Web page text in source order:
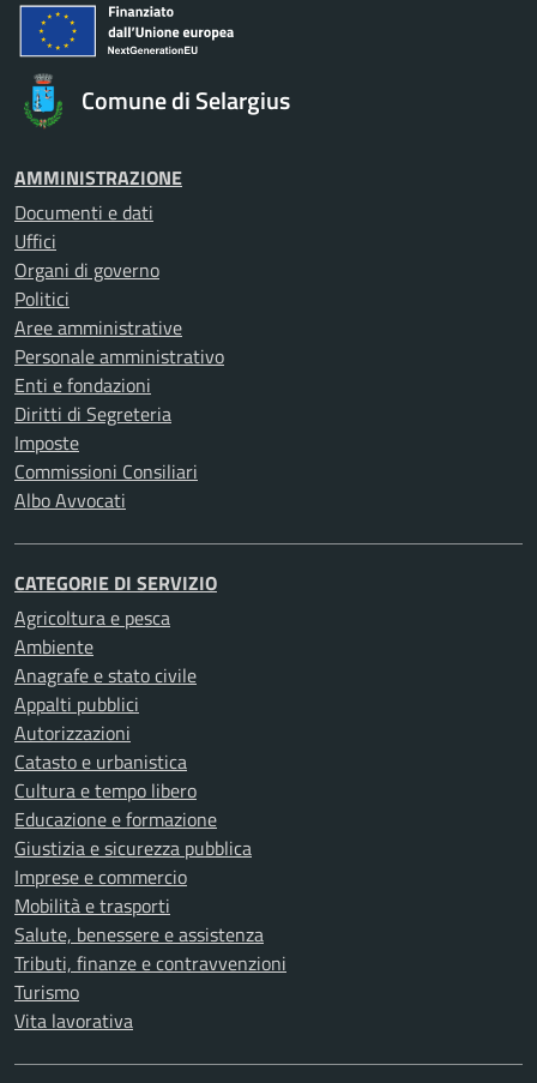
Comune di Selargius
AMMINISTRAZIONE
Documenti e dati
Uffici
Organi di governo
Politici
Aree amministrative
Personale amministrativo
Enti e fondazioni
Diritti di Segreteria
Imposte
Commissioni Consiliari
Albo Avvocati
CATEGORIE DI SERVIZIO
Agricoltura e pesca
Ambiente
Anagrafe e stato civile
Appalti pubblici
Autorizzazioni
Catasto e urbanistica
Cultura e tempo libero
Educazione e formazione
Giustizia e sicurezza pubblica
Imprese e commercio
Mobilità e trasporti
Salute, benessere e assistenza
Tributi, finanze e contravvenzioni
Turismo
Vita lavorativa